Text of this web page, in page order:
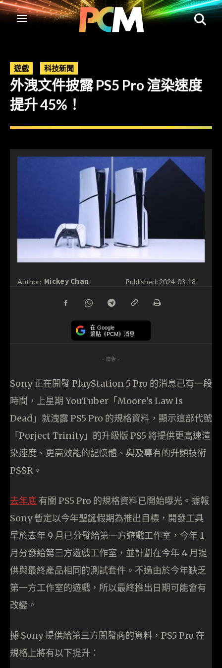
遊戲 科技新聞
外洩文件披露 PS5 Pro 渲染速度
提升 45%！
Author: Mickey Chan Published: 2024-03-18
在 Google
緊貼《PCM》消息
- 廣告 -
Sony 正在開發 PlayStation 5 Pro 的消息已有一段
時間，上星期 YouTuber「Moore’s Law Is
Dead」就洩露 PS5 Pro 的規格資料，顯示這部代號
「Porject Trinity」的升級版 PS5 將提供更高速渲
染速度、更高效能的記憶體、與及專有的升頻技術
PSSR。
去年底 有關 PS5 Pro 的規格資料已開始曝光。據報
Sony 暫定以今年聖誕假期為推出目標，開發工具
早於去年 9 月已分發給第一方遊戲工作室，今年 1
月分發給第三方遊戲工作室，並計劃在今年 4 月提
供與最終產品相同的測試套件。不過由於今年缺乏
第一方工作室的遊戲，所以最終推出日期可能會有
改變。
據 Sony 提供給第三方開發商的資料，PS5 Pro 在
規格上將有以下提升：